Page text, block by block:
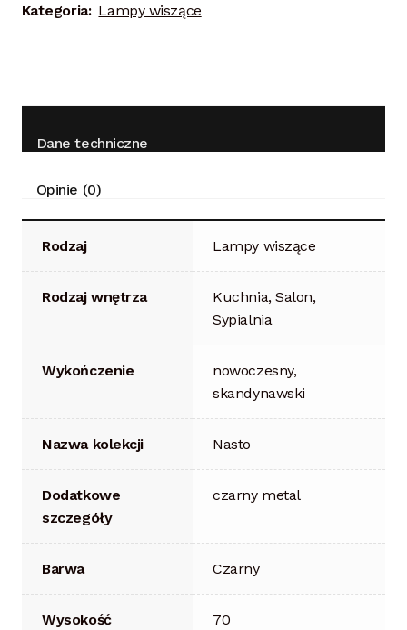
Kategoria: Lampy wiszące
Dane techniczne
Opinie (0)
Rodzaj Lampy wiszące
Rodzaj wnętrza
Kuchnia, Salon,
Sypialnia
Wykończenie
nowoczesny,
skandynawski
Nazwa kolekcji Nasto
Dodatkowe
szczegóły
czarny metal
Barwa Czarny
Wysokość 70